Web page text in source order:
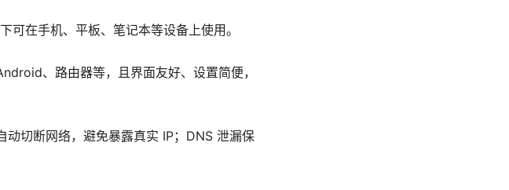
可在手机、平板、笔记本等设备上使用。
、路由器等，且界面友好、设置简便，
切断网络，避免暴露真实 IP；DNS 泄漏保